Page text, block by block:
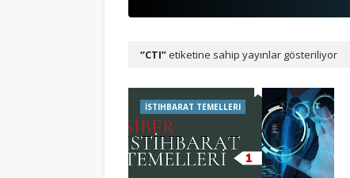
CTI etiketine sahip yayınlar gösteriliyor
İSTIHBARAT TEMELLERI